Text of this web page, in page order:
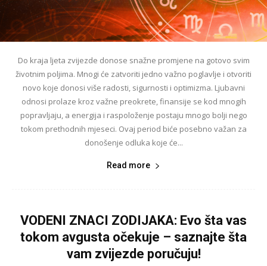
Do kraja ljeta zvijezde donose snažne promjene na gotovo svim
životnim poljima. Mnogi će zatvoriti jedno važno poglavlje i otvoriti
novo koje donosi više radosti, sigurnosti i optimizma. Ljubavni
odnosi prolaze kroz važne preokrete, finansije se kod mnogih
popravljaju, a energija i raspoloženje postaju mnogo bolji nego
tokom prethodnih mjeseci. Ovaj period biće posebno važan za
donošenje odluka koje će...
Read more
VODENI ZNACI ZODIJAKA: Evo šta vas
tokom avgusta očekuje – saznajte šta
vam zvijezde poručuju!